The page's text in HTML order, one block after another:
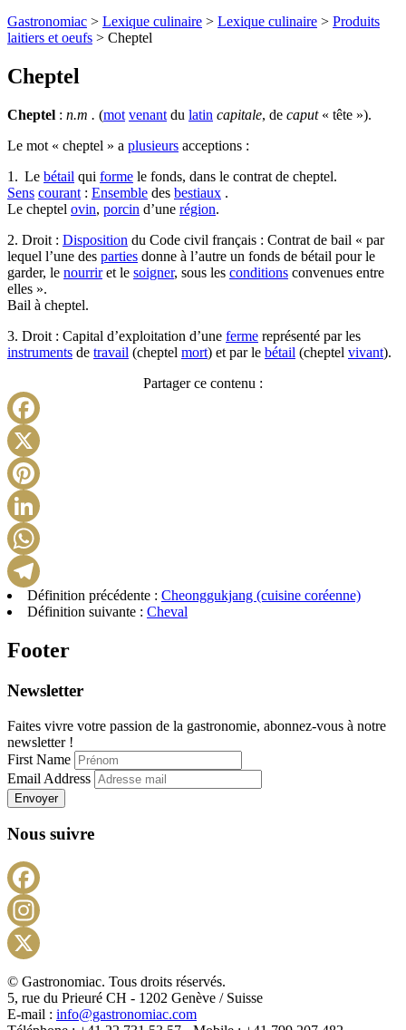
Gastronomiac > Lexique culinaire > Lexique culinaire > Produits
laitiers et oeufs > Cheptel
Cheptel
Cheptel : n.m . (mot venant du latin capitale, de caput« tête »).
Le mot « cheptel » a plusieurs acceptions :
1. Le bétail qui forme le fonds, dans le contrat de cheptel.
Sens courant : Ensemble des bestiaux .
Le cheptel ovin, porcin d’une région.
2. Droit : Disposition du Code civil français : Contrat de bail « par
lequel l’une des parties donne à l’autre un fonds de bétail pour le
garder, le nourriret le soigner, sous les conditions convenues entre
elles ».
Bail à cheptel.
3. Droit : Capital d’exploitation d’une ferme représenté par les
instruments de travail (cheptel mort) et par le bétail (cheptel vivant).
Partager ce contenu :
Telegram
Définition précédente : Cheonggukjang (cuisine coréenne)
Définition suivante : Cheval
Footer
Newsletter
Faites vivre votre passion de la gastronomie, abonnez-vous à notre
newsletter !
First Name
Email Address
Envoyer
Nous suivre
X
© Gastronomiac. Tous droits réservés.
5, rue du Prieuré CH - 1202 Genève / Suisse
E-mail : info@gastronomiac.com